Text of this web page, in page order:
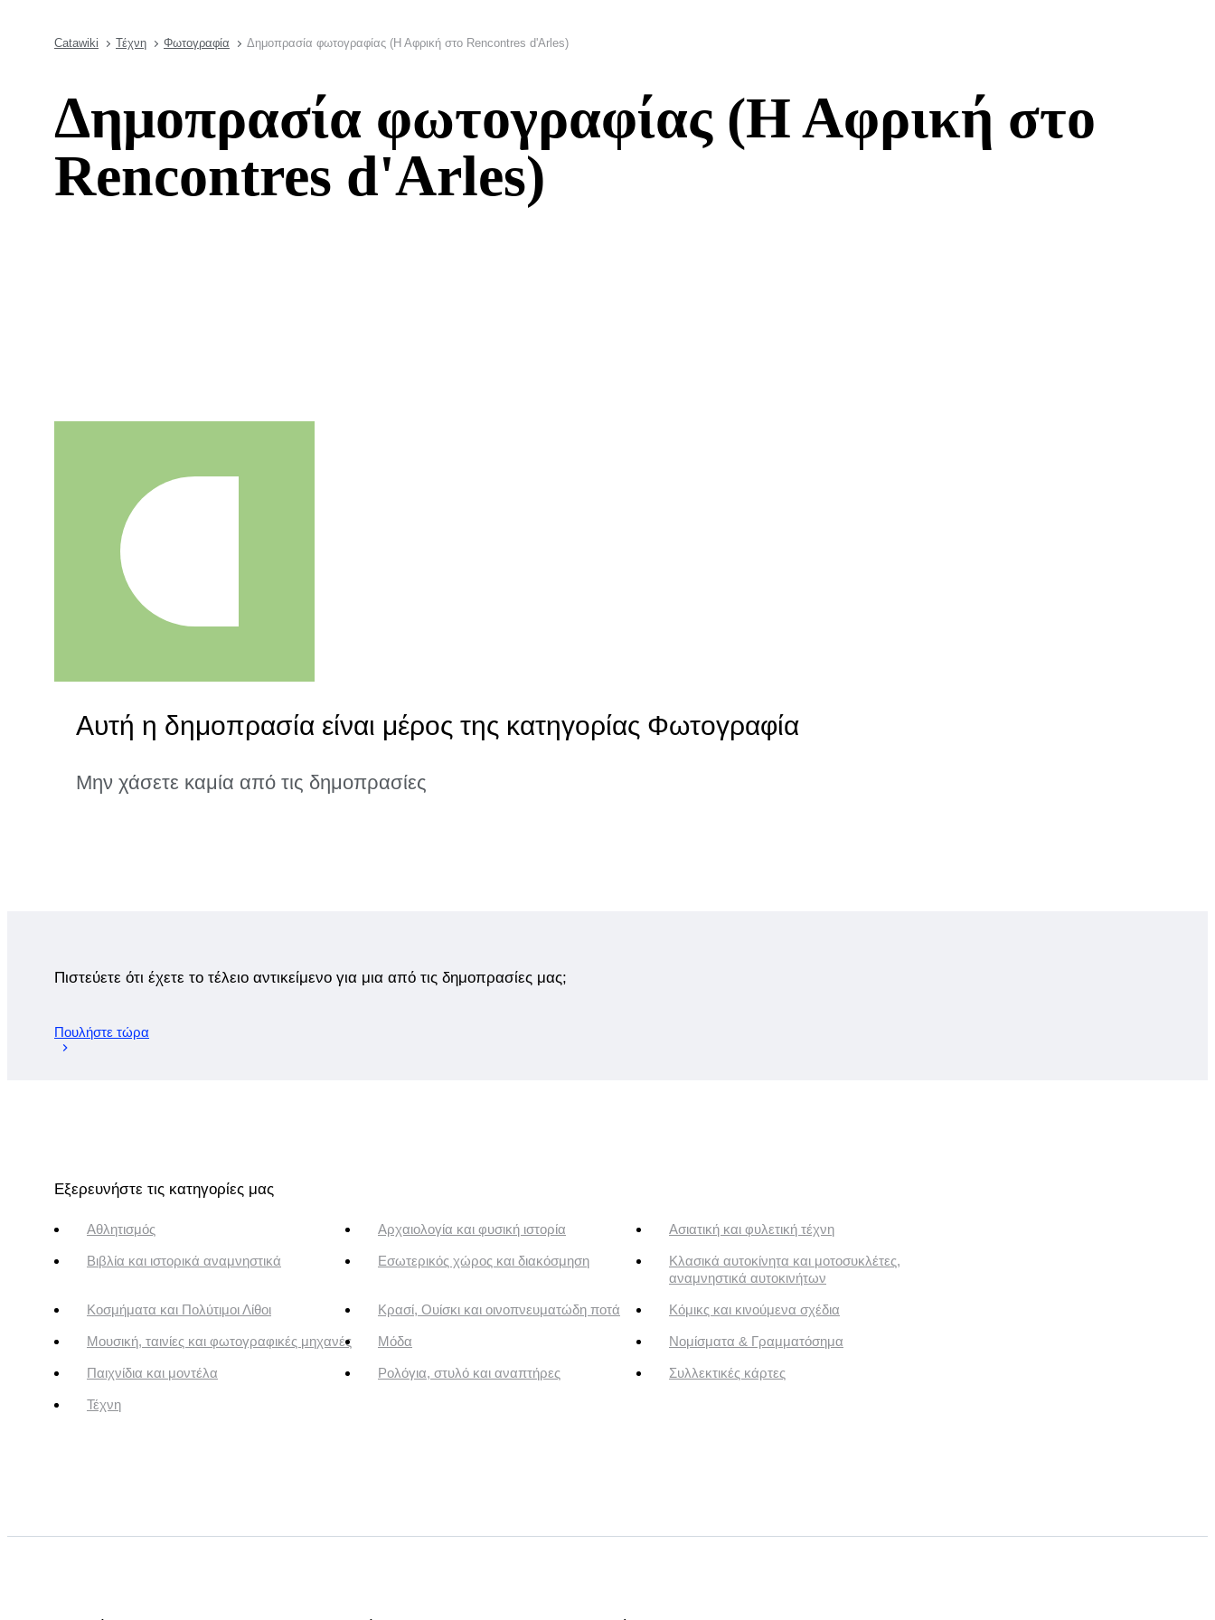
Catawiki Τέχνη Φωτογραφία Δημοπρασία φωτογραφίας (Η Αφρική στο Rencontres d'Arles)
Δημοπρασία φωτογραφίας (Η Αφρική στο
Rencontres d'Arles)
Αυτή η δημοπρασία είναι μέρος της κατηγορίας Φωτογραφία
Μην χάσετε καμία από τις δημοπρασίες
Πιστεύετε ότι έχετε το τέλειο αντικείμενο για μια από τις δημοπρασίες μας;
Πουλήστε τώρα
Εξερευνήστε τις κατηγορίες μας
Αθλητισμός Αρχαιολογία και φυσική ιστορία Ασιατική και φυλετική τέχνη
Βιβλία και ιστορικά αναμνηστικά Εσωτερικός χώρος και διακόσμηση
Κλασικά αυτοκίνητα και μοτοσυκλέτες,
αναμνηστικά αυτοκινήτων
Κοσμήματα και Πολύτιμοι Λίθοι Κρασί, Ουίσκι και οινοπνευματώδη ποτά Κόμικς και κινούμενα σχέδια
Μουσική, ταινίες και φωτογραφικές μηχανές Μόδα Νομίσματα & Γραμματόσημα
Παιχνίδια και μοντέλα Ρολόγια, στυλό και αναπτήρες Συλλεκτικές κάρτες
Τέχνη